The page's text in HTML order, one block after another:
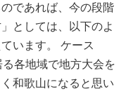
であれば、今の段階
としては、以下のよ
います。 ケース
各地域で地方大会を
和歌山になると思い